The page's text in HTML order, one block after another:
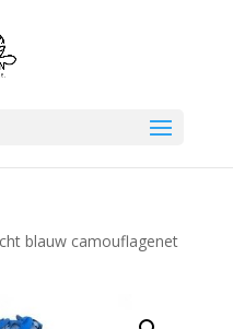
blauw camouflagenet